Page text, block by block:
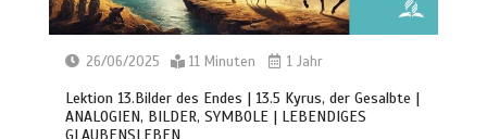
26/06/2025 11 Minuten 1 Jahr
Lektion 13.Bilder des Endes | 13.5 Kyrus, der Gesalbte |
ANALOGIEN, BILDER, SYMBOLE | LEBENDIGES
GLAUBENSLEBEN